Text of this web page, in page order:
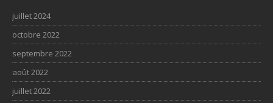
juillet 2024
octobre 2022
septembre 2022
août 2022
juillet 2022